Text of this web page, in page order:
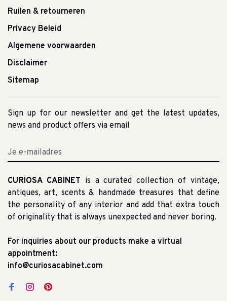
Ruilen & retourneren
Privacy Beleid
Algemene voorwaarden
Disclaimer
Sitemap
Sign up for our newsletter and get the latest updates,
news and product offers via email
CURIOSA CABINET is a curated collection of vintage,
antiques, art, scents & handmade treasures that define
the personality of any interior and add that extra touch
of originality that is always unexpected and never boring.
For inquiries about our products make a virtual
appointment:
info@curiosacabinet.com